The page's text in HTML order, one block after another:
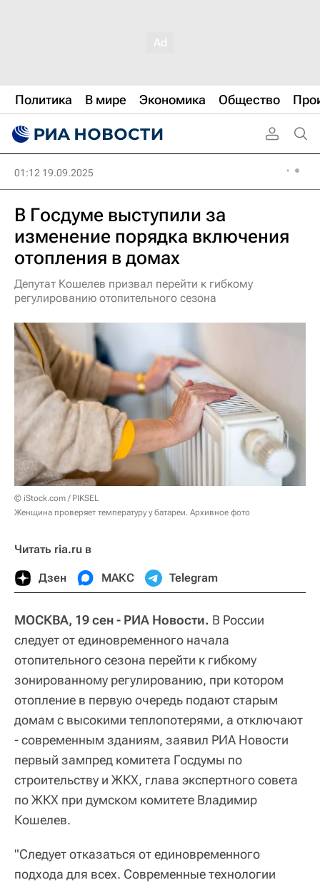
Политика В мире Экономика Общество
01:12 19.09.2025
В Госдуме выступили за
изменение порядка включения
отопления в домах
Депутат Кошелев призвал перейти к гибкому
регулированию отопительного сезона
© iStock.com / PIKSEL
Женщина проверяет температуру у батареи. Архивное фото
Читать ria.ru в
Дзен МАКС Telegram
МОСКВА, 19 сен - РИА Новости. В России
следует от единовременного начала
отопительного сезона перейти к гибкому
зонированному регулированию, при котором
отопление в первую очередь подают старым
домам с высокими теплопотерями, а отключают
- современным зданиям, заявил РИА Новости
первый зампред комитета Госдумы по
строительству и ЖКХ, глава экспертного совета
по ЖКХ при думском комитете Владимир
Кошелев.
"Следует отказаться от единовременного
подхода для всех. Современные технологии